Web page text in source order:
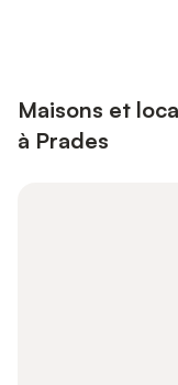
Maisons et
à Prades